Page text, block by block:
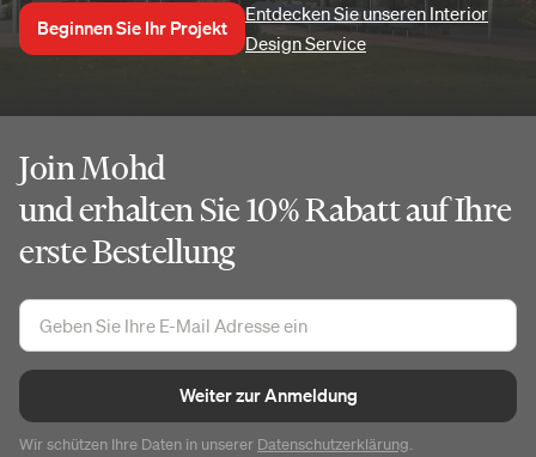
Beginnen Sie Ihr Projekt
Entdecken Sie unseren Interior
Design Service
Join Mohd
und erhalten Sie 10% Rabatt auf Ihre
erste Bestellung
Weiter zur Anmeldung
Wir schützen Ihre Daten in unserer Datenschutzerklärung.